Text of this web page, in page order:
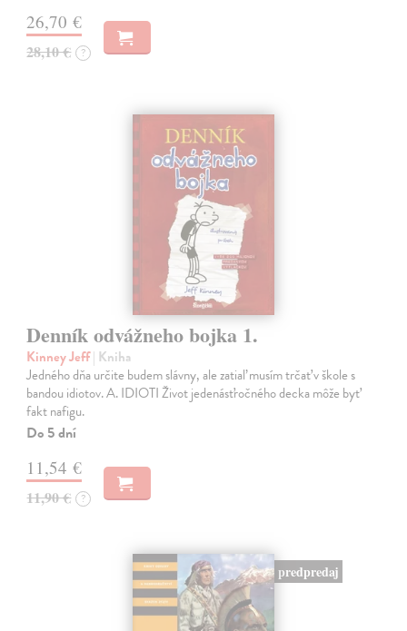
26,70 €
28,10 € ?
Denník odvážneho bojka 1.
Kinney Jeff| Kniha
Jedného dňa určite budem slávny, ale zatiaľ musím trčať v škole s
bandou idiotov. A. IDIOTI Život jedenásťročného decka môže byť
fakt nafigu.
Do 5 dní
11,54 €
11,90 € ?
predpredaj